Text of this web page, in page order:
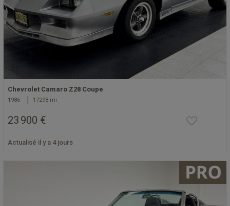
Chevrolet Camaro Z28 Coupe
1986 17298 mi
23 900 €
Actualisé il y a 4 jours